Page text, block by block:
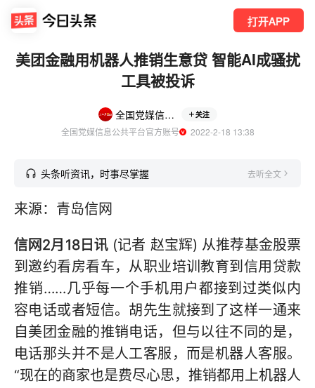
打开APP
美团金融用机器人推销生意贷 智能AI成骚扰
工具被投诉
全国党媒信息公共平台 关注
全国党媒信息公共平台官方账号
  2022-2-18 13:38
头条听资讯，时事尽掌握 去听全文
来源：青岛信网
信网2月18日讯 (记者 赵宝辉) 从推荐基金股票
到邀约看房看车，从职业培训教育到信用贷款
推销……几乎每一个手机用户都接到过类似内
容电话或者短信。胡先生就接到了这样一通来
自美团金融的推销电话，但与以往不同的是，
电话那头并不是人工客服，而是机器人客服。
“现在的商家也是费尽心思，推销都用上机器人